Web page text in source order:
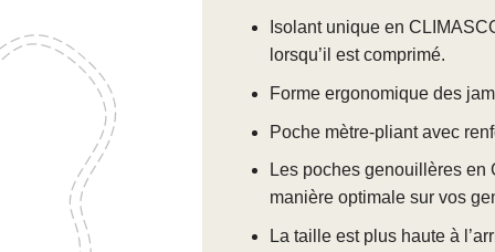
Isolant unique en
lorsqu’il est comprimé.
Forme ergonomique des
Poche mètre-pliant avec
Les poches genouillères
manière optimale sur vos
La taille est plus haute à